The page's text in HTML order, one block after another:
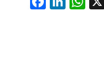
ce nk ha